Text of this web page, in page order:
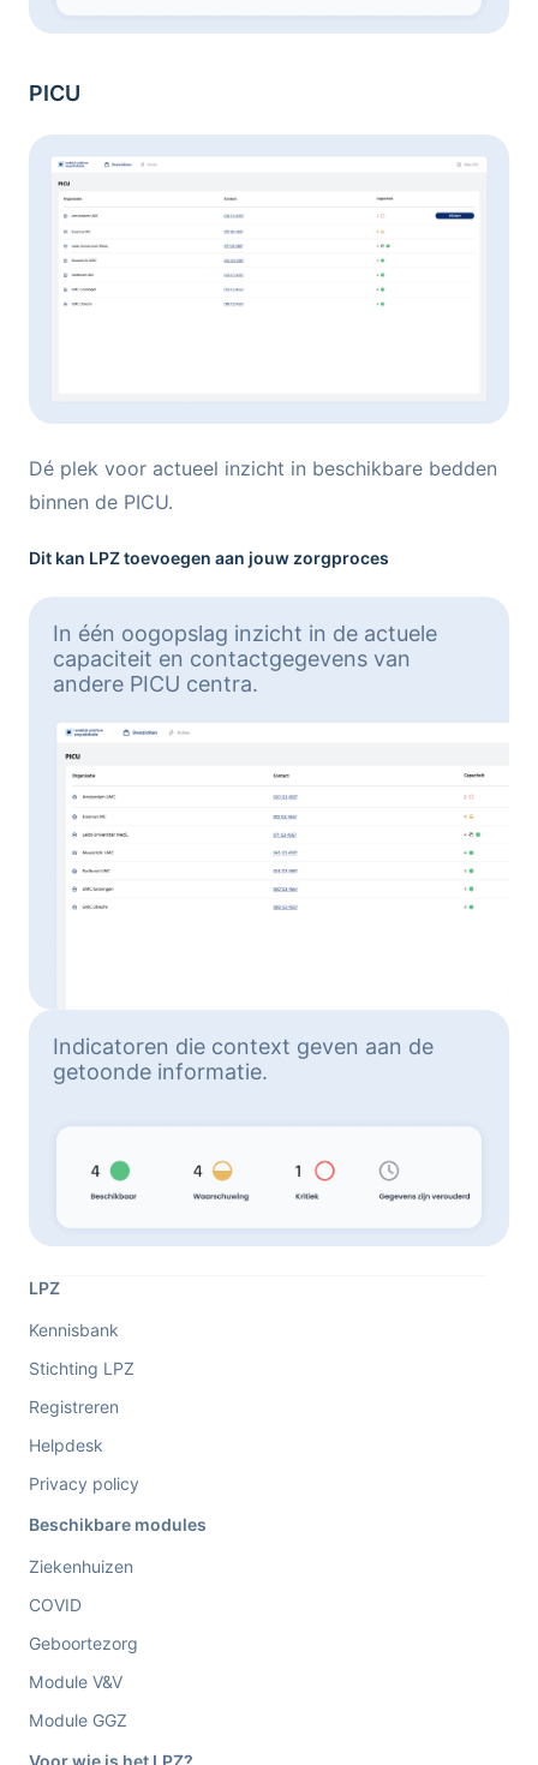
PICU
Dé plek voor actueel inzicht in beschikbare bedden
binnen de PICU.
Dit kan LPZ toevoegen aan jouw zorgproces
In één oogopslag inzicht in de actuele
capaciteit en contactgegevens van
andere PICU centra.
Indicatoren die context geven aan de
getoonde informatie.
LPZ
Kennisbank
Stichting LPZ
Registreren
Helpdesk
Privacy policy
Beschikbare modules
Ziekenhuizen
COVID
Geboortezorg
Module V&V
Module GGZ
Voor wie is het LPZ?